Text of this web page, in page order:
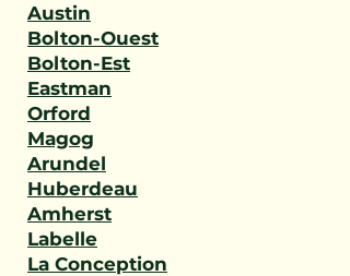
Austin
Bolton-Ouest
Bolton-Est
Eastman
Orford
Magog
Arundel
Huberdeau
Amherst
Labelle
La Conception